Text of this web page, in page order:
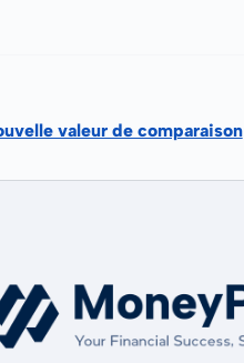
valeur de comparaison